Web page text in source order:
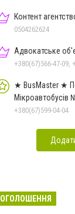
Контент
0504262624
Адвокатське
+380(67)566-47-09,
★ BusMaster ★
Мікроавтобусів
+380(67)599-04-04
ОГОЛОШЕННЯ